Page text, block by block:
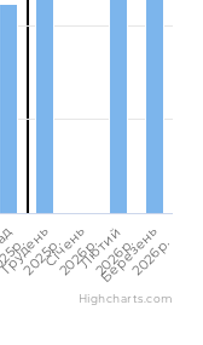
2025p.Січень
2026p.Лютий
2026p.
Березень
2026p.
Highcharts.com